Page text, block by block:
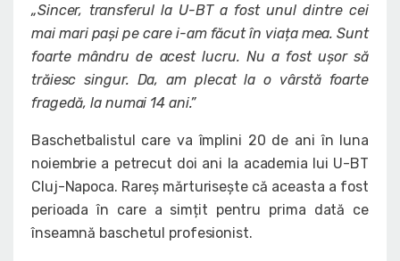
„Sincer, transferul la U-BT a fost unul dintre cei
mai mari pași pe care i-am făcut în viața mea. Sunt
foarte mândru de acest lucru. Nu a fost ușor să
trăiesc singur. Da, am plecat la o vârstă foarte
fragedă, la numai 14 ani.”
Baschetbalistul care va împlini 20 de ani în luna
noiembrie a petrecut doi ani la academia lui U-BT
Cluj-Napoca. Rareș mărturisește că aceasta a fost
perioada în care a simțit pentru prima dată ce
înseamnă baschetul profesionist.